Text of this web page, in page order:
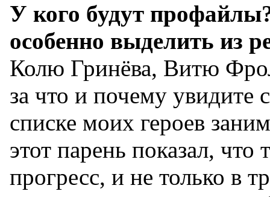
У кого будут
особенно выделить из
Колю Гринёва, Витю
за что и почему увидите
списке моих героев
этот парень показал, что
прогресс, и не только в